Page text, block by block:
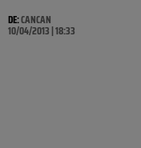
DE:CANCAN
10/04/2013 | 18:33